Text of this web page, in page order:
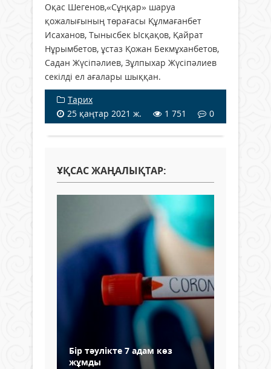
Оқас Шегенов,«Сұңқар» шаруа
қожалығының төрағасы Құлмағанбет
Исаханов, Тынысбек Ысқақов, Қайрат
Нұрымбетов, ұстаз Қожан Бекмұханбетов,
Садан Жүсіпәлиев, Зұлпыхар Жүсіпәлиев
секілді ел ағалары шыққан.
Тарих
25 қаңтар 2021 ж.
1 751 0
ҰҚСАС ЖАҢАЛЫҚТАР:
Бір тәулікте 7 адам көз
жұмды